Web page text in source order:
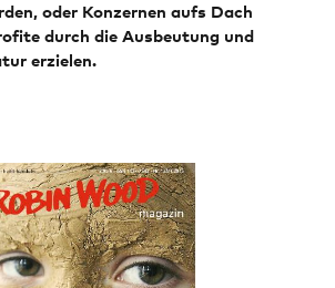
oder Konzernen aufs Dach
durch die Ausbeutung und
erzielen.